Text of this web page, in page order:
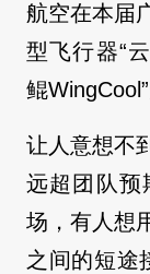
航空在本届
型飞行器“
鲲
让人意想不
远超团队
场，有人想
之间的短途